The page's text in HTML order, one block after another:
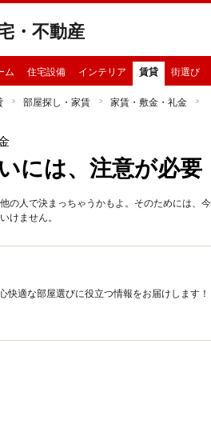
・不動産
ム 住宅設備 インテリア 賃貸 街選び
部屋探し・家賃 家賃・敷金・礼金
には、注意が必要
の人で決まっちゃうかもよ。そのためには、
けません。
快適な部屋選びに役立つ情報をお届けします！